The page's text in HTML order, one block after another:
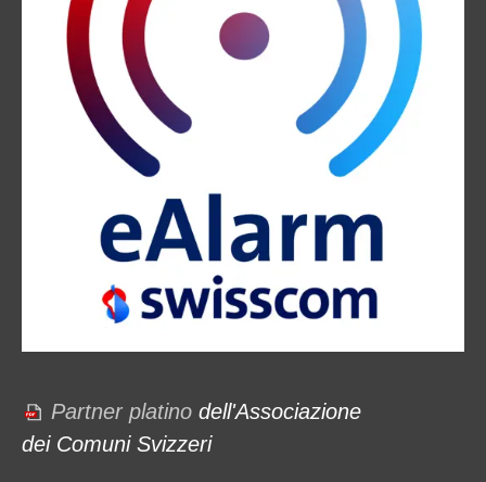
Partner platino dell'Associazione
dei Comuni Svizzeri